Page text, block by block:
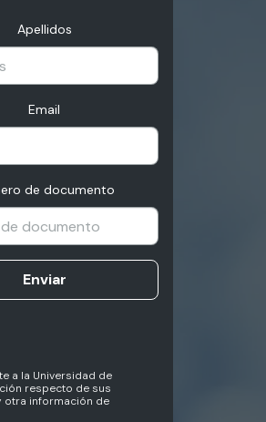
Apellidos
Email
de documento
Enviar
a la Universidad de
respecto de sus
otra información de